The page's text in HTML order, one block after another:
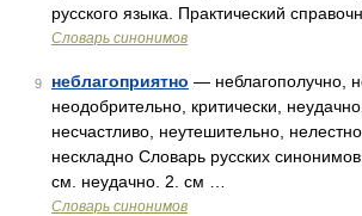
русского языка. Практический
Словарь синонимов
9 неблагоприятно — неблагополучно,
неодобрительно, критически,
несчастливо, неутешительно,
нескладно Словарь русских
см. неудачно. 2. см …
Словарь синонимов